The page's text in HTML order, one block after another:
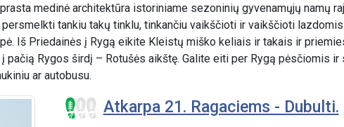
medinė architektūra istoriniame sezoninių gyvenamųjų namų
tankiu takų tinklu, tinkančiu vaikščioti ir vaikščioti
Iš Priedainės į Rygą eikite Kleistų miško keliais ir takais ir
pačią Rygos širdį – Rotušės aikštę. Galite eiti per Rygą pėsčiomis
ar autobusu.
Atkarpa 21. Ragaciems - Dubulti.